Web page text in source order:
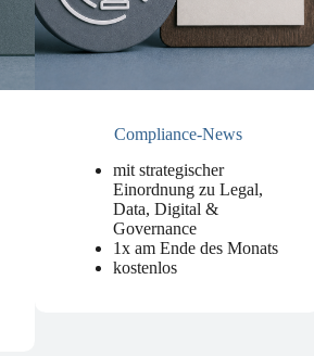
Compliance-News
mit strategischer
Einordnung zu Legal,
Data, Digital &
Governance
1x am Ende des Monats
kostenlos